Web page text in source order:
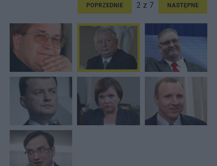
POPRZEDNIE 2 z 7 NASTĘPNE